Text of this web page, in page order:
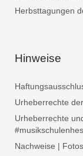
Herbsttagungen
Hinweise
Urheberrechte
Urheberrechte
Nachweise |